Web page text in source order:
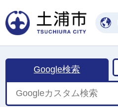
Google検索